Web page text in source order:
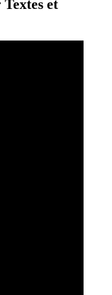
et